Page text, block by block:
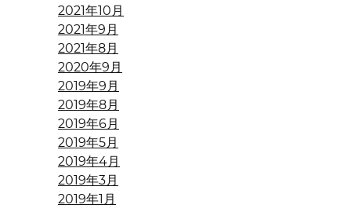
2021年10月
2021年9月
2021年8月
2020年9月
2019年9月
2019年8月
2019年6月
2019年5月
2019年4月
2019年3月
2019年1月